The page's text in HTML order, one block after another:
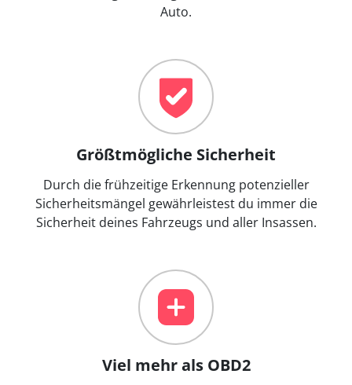
Auto.
Größtmögliche Sicherheit
Durch die frühzeitige Erkennung potenzieller
Sicherheitsmängel gewährleistest du immer die
Sicherheit deines Fahrzeugs und aller Insassen.
Viel mehr als OBD2